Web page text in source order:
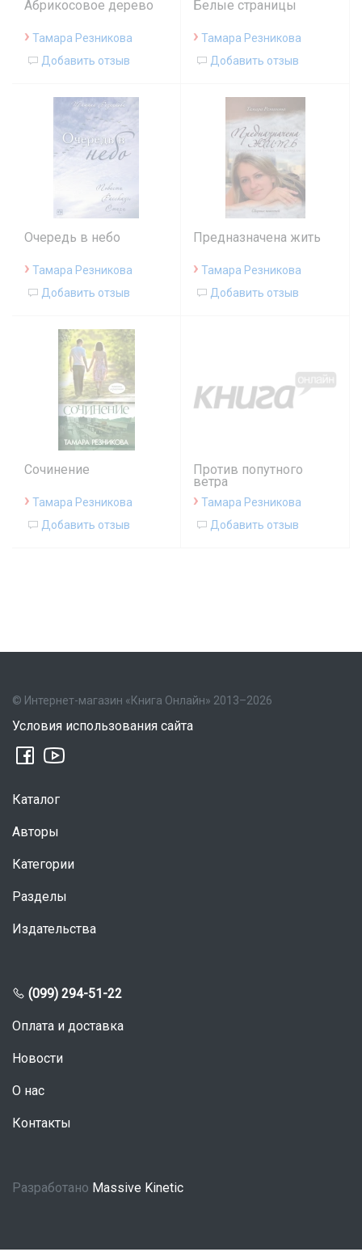
Абрикосовое дерево
› Тамара Резникова
Добавить отзыв
Белые страницы
› Тамара Резникова
Добавить отзыв
Очередь в небо
› Тамара Резникова
Добавить отзыв
Предназначена жить
› Тамара Резникова
Добавить отзыв
Сочинение
› Тамара Резникова
Добавить отзыв
Против попутного
ветра
› Тамара Резникова
Добавить отзыв
© Интернет-магазин «Книга Онлайн» 2013–2026
Условия использования сайта
Каталог
Авторы
Категории
Разделы
Издательства
(099) 294-51-22
Оплата и доставка
Новости
О нас
Контакты
Разработано Massive Kinetic